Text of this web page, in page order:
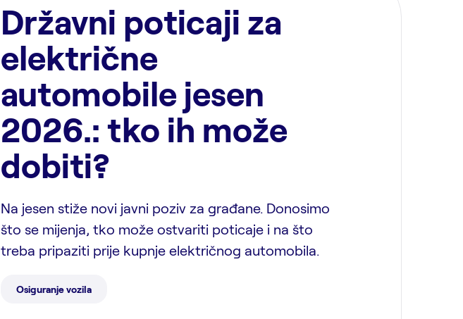
Državni poticaji za
električne
automobile jesen
2026.: tko ih može
dobiti?
Na jesen stiže novi javni poziv za građane. Donosimo
što se mijenja, tko može ostvariti poticaje i na što
treba pripaziti prije kupnje električnog automobila.
Osiguranje vozila